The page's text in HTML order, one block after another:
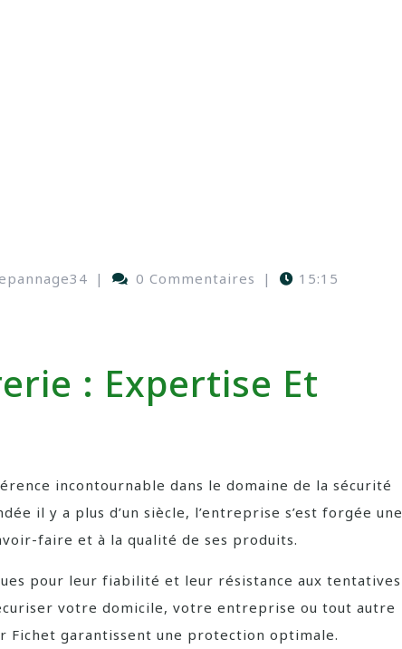
| 0 Commentaires | 15:15
: Expertise Et
incontournable dans le domaine de la sécurité
il y a plus d’un siècle, l’entreprise s’est forgée une
faire et à la qualité de ses produits.
pour leur fiabilité et leur résistance aux tentatives
votre domicile, votre entreprise ou tout autre
Fichet garantissent une protection optimale.